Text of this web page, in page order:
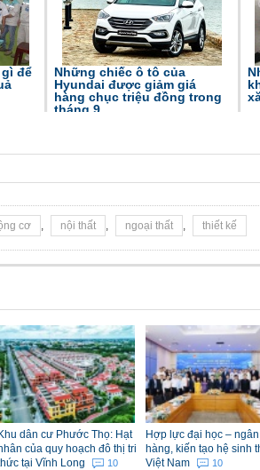
để
Những chiếc ô tô của
Hyundai được giảm giá
hàng chục triệu đồng trong
tháng 9
cơ , nội thất , ngoại thất , thiết kế
dân cư Phước Thọ: Hạt
của quy hoạch đô thị tri
tại Vĩnh Long
10
Hợp lực đại học – ngân
hàng, kiến tạo hệ sinh
Việt Nam
10